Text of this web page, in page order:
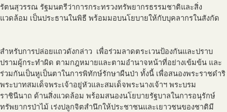
รัตนสุวรรณ รัฐมนตรีว่าการกระทรวงทรัพยากรธรรมชาติและสิ่ง
แวดล้อม เป็นประธานในพิธี พร้อมมอบนโยบายให้กับบุคลากรในสังกัด
สำหรับการปล่อยแถวดังกล่าว เพื่อร่วมลาดตระเวนป้องกันและปราบ
ปรามผู้กระทำผิด ตามกฎหมายและตามอำนาจหน้าที่อย่างเข้มข้น และ
ร่วมกันเป็นหูเป็นตาในการพิทักษ์รักษาผืนป่า ทั้งนี้ เพื่อสนองพระราชดำริ
พระบาทสมเด็จพระเจ้าอยู่หัวและสมเด็จพระนางเจ้าฯ พระบรม
ราชินีนาถ ด้านสิ่งแวดล้อม พร้อมสนองนโยบายรัฐบาลในการอนุรักษ์
ทรัพยากรป่าไม้ เร่งปลูกจิตสำนึกให้ประชาชนและเยาวชนของชาติมี